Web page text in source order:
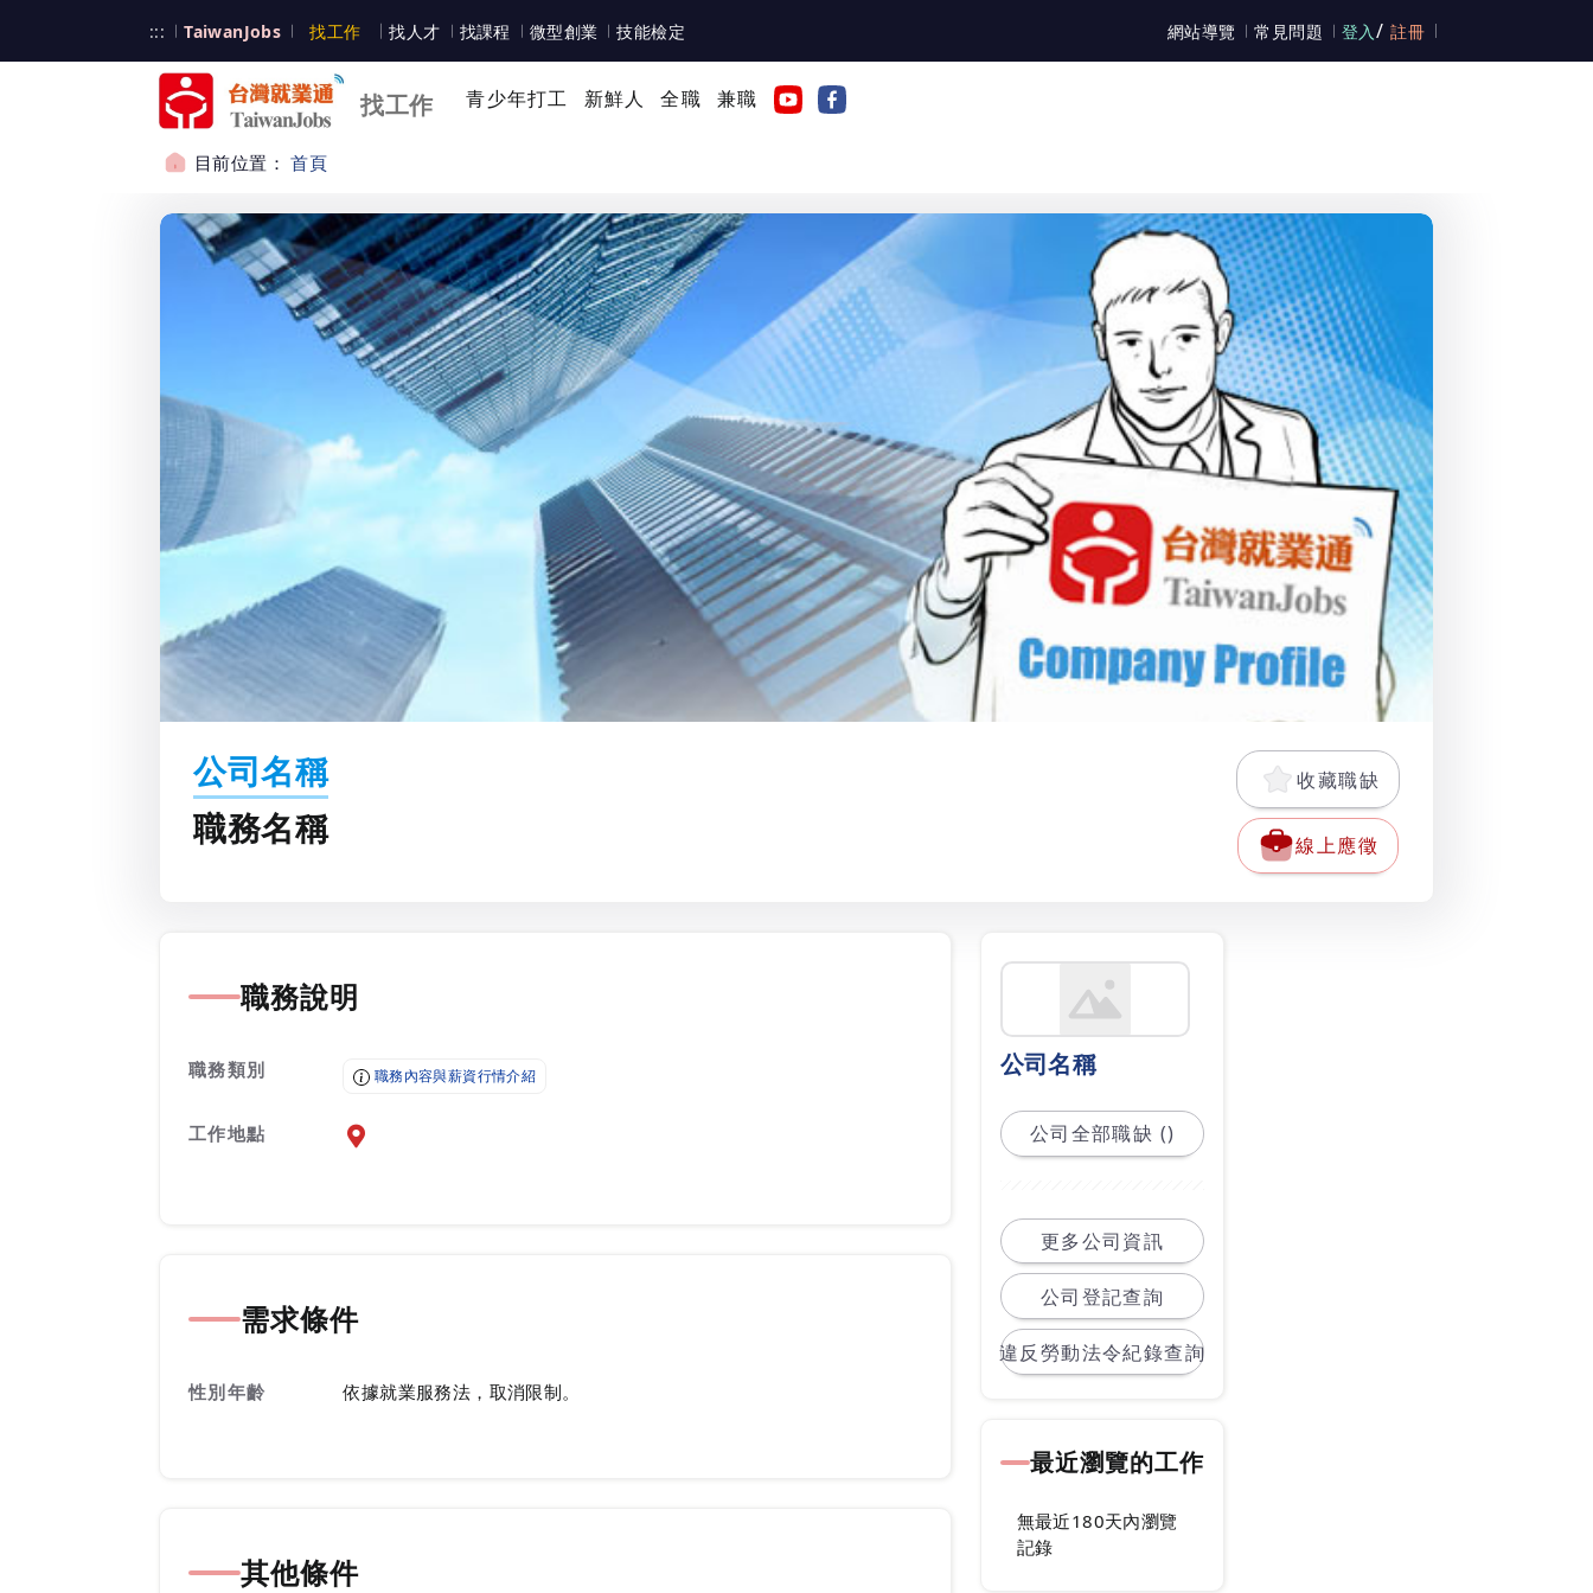
::: TaiwanJobs 台灣就業通
找工作 台灣就業通
找人才 找課程 微型創業 技能檢定 網站導覽 常見問題 登入 / 註冊
找工作 青少年打工 新鮮人 全職 兼職
目前位置：首頁
公司名稱
職務名稱
收藏職缺
線上應徵
職務說明
職務類別 職務內容與薪資行情介紹
工作地點 前往查看地圖
需求條件
性別年齡 依據就業服務法，取消限制。
其他條件
公司名稱
公司全部職缺 ()
更多公司資訊
公司登記查詢
違反勞動法令紀錄查詢
最近瀏覽的工作
無最近180天內瀏覽
記錄